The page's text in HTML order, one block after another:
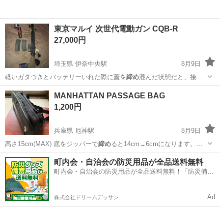
東京マルイ 次世代電動ガン CQB-R
27,000円
埼玉県 伊奈中央駅
8月9日
軽いガタつきとバッテリーいれた際に蓋を締め混んだ状態だと、接触
の問題なのか打てな…
埼玉 蓮田市
MANHATTAN PASSAGE BAG
1,200円
兵庫県 厄神駅
8月9日
高さ15cm(MAX) 底をジッパーで締めると14cm→6cmになります。
3w…
兵庫 加古川市 厄神駅 バッグ
町内会・自治会の防災用品が全品送料無料
町内会・自治会の防災用品が全品送料無料！「防災備蓄
株式会社ドリームデッサン Ad